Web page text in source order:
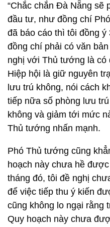
“Chắc chắn Đà Nẵng sẽ
đầu tư, như đồng chí
đã báo cáo thì tôi đồng
đồng chí phải có văn
nghị với Thủ tướng là có
Hiệp hội là giữ nguyên
lưu trú không, nói cách
tiếp nữa số phòng lưu
không và giảm tới mức
Thủ tướng nhấn mạnh.
Phó Thủ tướng cũng
hoạch này chưa hề
tháng đó, tôi đề nghị
để việc tiếp thu ý kiến
cũng không lo ngại rằng
Quy hoạch này chưa